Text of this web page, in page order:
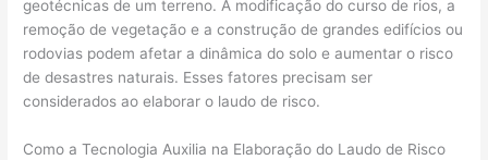
geotécnicas de um terreno. A modificação do curso de rios, a
remoção de vegetação e a construção de grandes edifícios ou
rodovias podem afetar a dinâmica do solo e aumentar o risco
de desastres naturais. Esses fatores precisam ser
considerados ao elaborar o laudo de risco.
Como a Tecnologia Auxilia na Elaboração do Laudo de Risco